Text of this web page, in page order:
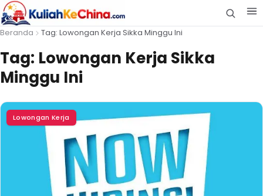
Beranda Tag: Lowongan Kerja Sikka Minggu Ini
Tag: Lowongan Kerja Sikka
Minggu Ini
Lowongan Kerja